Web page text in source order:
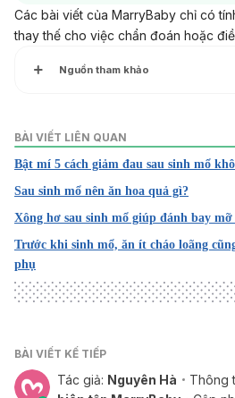
Các bài viết của MarryBaby chỉ có
thay thế cho việc chẩn đoán hoặc
Nguồn tham khảo
https://benhvientantao.com/me-
khong/
Kiêng ăn sau sinh mổ
https://tudu.com.vn/vn/suc-khoe-
sinh-mo/
Recovery after C-Section
https://www.nhs.uk/tests-and-
BÀI VIẾT LIÊN QUAN
Bật mí 5 cách giảm đau sau sinh mổ
Sau sinh mổ nên ăn hoa quả gì?
Xông hơ sau sinh mổ giúp đánh bay
Trước khi sinh mổ, ăn ít cháo loãng
phụ
BÀI VIẾT KẾ TIẾP
Tác giả: Nguyên Hà Thông